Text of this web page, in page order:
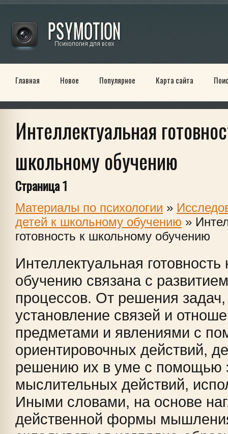
Главная Новое Популярное Карта сайта
Интеллектуальная
школьному обучению
Страница 1
Материалы по психологии »
детей к школьному обучению »
готовность к школьному обучению
Интеллектуальная
обучению связана с
процессов. От решения
установление связей и
предметами и явлениями с
ориентировочных действий,
решению их в уме с помощью
мыслительных действий,
Иными словами, на основе
действенной формы